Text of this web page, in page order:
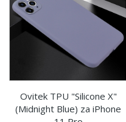
Ovitek TPU "Silicone X"
(Midnight Blue) za iPhone